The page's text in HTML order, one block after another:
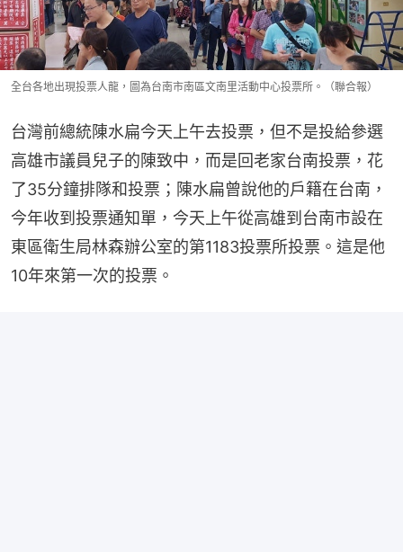
全台各地出現投票人龍，圖為台南市南區文南里活動中心投票所。（聯合報）
台灣前總統陳水扁今天上午去投票，但不是投給參選
高雄市議員兒子的陳致中，而是回老家台南投票，花
了35分鐘排隊和投票；陳水扁曾說他的戶籍在台南，
今年收到投票通知單，今天上午從高雄到台南市設在
東區衛生局林森辦公室的第1183投票所投票。這是他
10年來第一次的投票。